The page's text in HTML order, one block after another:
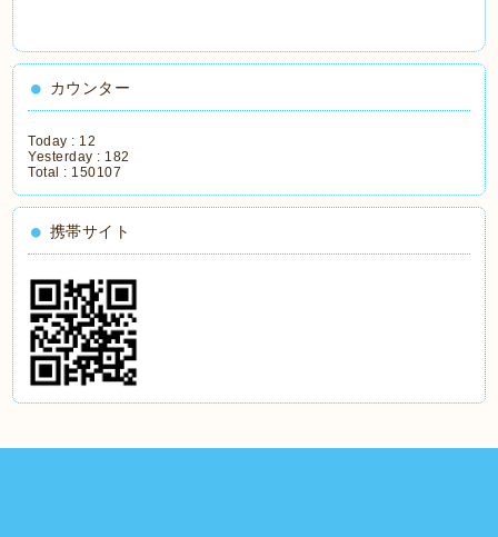
カウンター
Today : 12
Yesterday : 182
Total : 150107
携帯サイト